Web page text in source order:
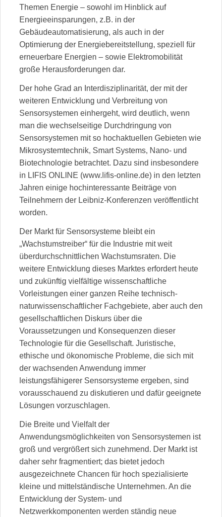
Themen Energie – sowohl im Hinblick auf
Energieeinsparungen, z.B. in der
Gebäudeautomatisierung, als auch in der
Optimierung der Energiebereitstellung, speziell für
erneuerbare Energien – sowie Elektromobilität
große Herausforderungen dar.
Der hohe Grad an Interdisziplinarität, der mit der
weiteren Entwicklung und Verbreitung von
Sensorsystemen einhergeht, wird deutlich, wenn
man die wechselseitige Durchdringung von
Sensorsystemen mit so hochaktuellen Gebieten wie
Mikrosystemtechnik, Smart Systems, Nano- und
Biotechnologie betrachtet. Dazu sind insbesondere
in LIFIS ONLINE (www.lifis-online.de) in den letzten
Jahren einige hochinteressante Beiträge von
Teilnehmern der Leibniz-Konferenzen veröffentlicht
worden.
Der Markt für Sensorsysteme bleibt ein
„Wachstumstreiber“ für die Industrie mit weit
überdurchschnittlichen Wachstumsraten. Die
weitere Entwicklung dieses Marktes erfordert heute
und zukünftig vielfältige wissenschaftliche
Vorleistungen einer ganzen Reihe technisch-
naturwissenschaftlicher Fachgebiete, aber auch den
gesellschaftlichen Diskurs über die
Voraussetzungen und Konsequenzen dieser
Technologie für die Gesellschaft. Juristische,
ethische und ökonomische Probleme, die sich mit
der wachsenden Anwendung immer
leistungsfähigerer Sensorsysteme ergeben, sind
vorausschauend zu diskutieren und dafür geeignete
Lösungen vorzuschlagen.
Die Breite und Vielfalt der
Anwendungsmöglichkeiten von Sensorsystemen ist
groß und vergrößert sich zunehmend. Der Markt ist
daher sehr fragmentiert; das bietet jedoch
ausgezeichnete Chancen für hoch spezialisierte
kleine und mittelständische Unternehmen. An die
Entwicklung der System- und
Netzwerkkomponenten werden ständig neue